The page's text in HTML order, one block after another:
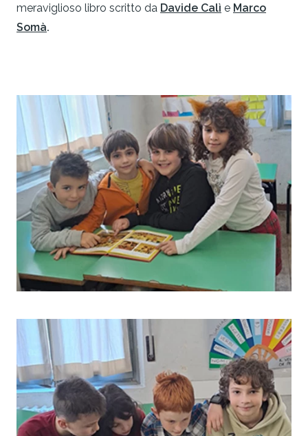
meraviglioso libro scritto da Davide Calì e Marco
Somà.